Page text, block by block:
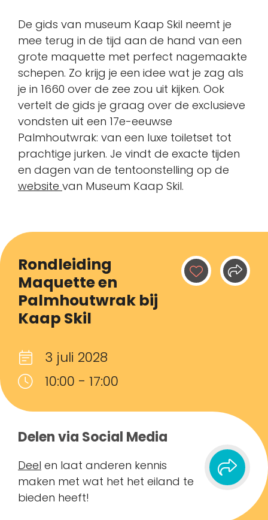
Rondleiding
Maquette en
Palmhoutwrak bij
Kaap Skil
3 juli 2028
10:00 - 17:00
Delen via Social Media
Deel en laat anderen kennis
maken met wat het het eiland te
bieden heeft!
De gids van museum Kaap Skil neemt je
mee terug in de tijd aan de hand van een
grote maquette met perfect nagemaakte
schepen. Zo krijg je een idee wat je zag als
je in 1660 over de zee zou uit kijken. Ook
vertelt de gids je graag over de exclusieve
vondsten uit een 17e-eeuwse
Palmhoutwrak: van een luxe toiletset tot
prachtige jurken. Je vindt de exacte tijden
en dagen van de tentoonstelling op de
website van Museum Kaap Skil.